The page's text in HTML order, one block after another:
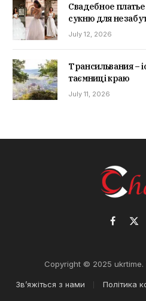
Свадебное
сукню для
July 12, 2026
Трансильвания –
таємниці краю
July 11, 2026
X
Copyright © 2025 ukrtime.
Зв’яжіться з нами Політика